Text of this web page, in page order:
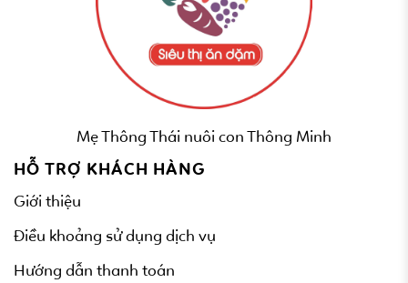
Mẹ Thông Thái nuôi con Thông Minh
HỖ TRỢ KHÁCH HÀNG
Giới thiệu
Điều khoảng sử dụng dịch vụ
Hướng dẫn thanh toán